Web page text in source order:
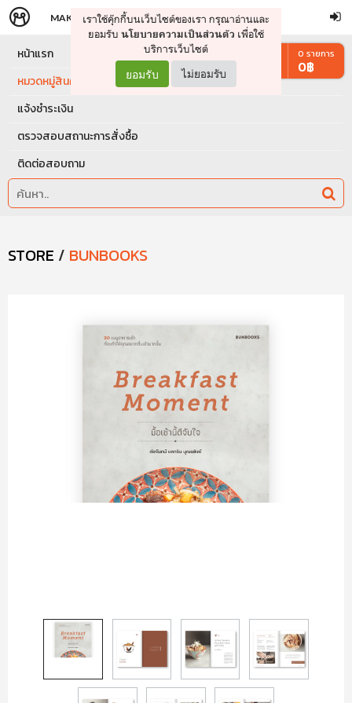
จัดการรถเข็น ดำเนินการต่อ
MAKERS STORE
เราใช้คุ๊กกี้บนเว็บไซต์ของเรา กรุณาอ่านและ
ยอมรับ นโยบายความเป็นส่วนตัว เพื่อใช้
บริการเว็บไซต์
ยอมรับ ไม่ยอมรับ
หน้าแรก
หมวดหมู่สินค้า
แจ้งชำระเงิน
ตรวจสอบสถานะการสั่งซื้อ
ติดต่อสอบถาม
0 รายการ
0฿
STORE / BUNBOOKS